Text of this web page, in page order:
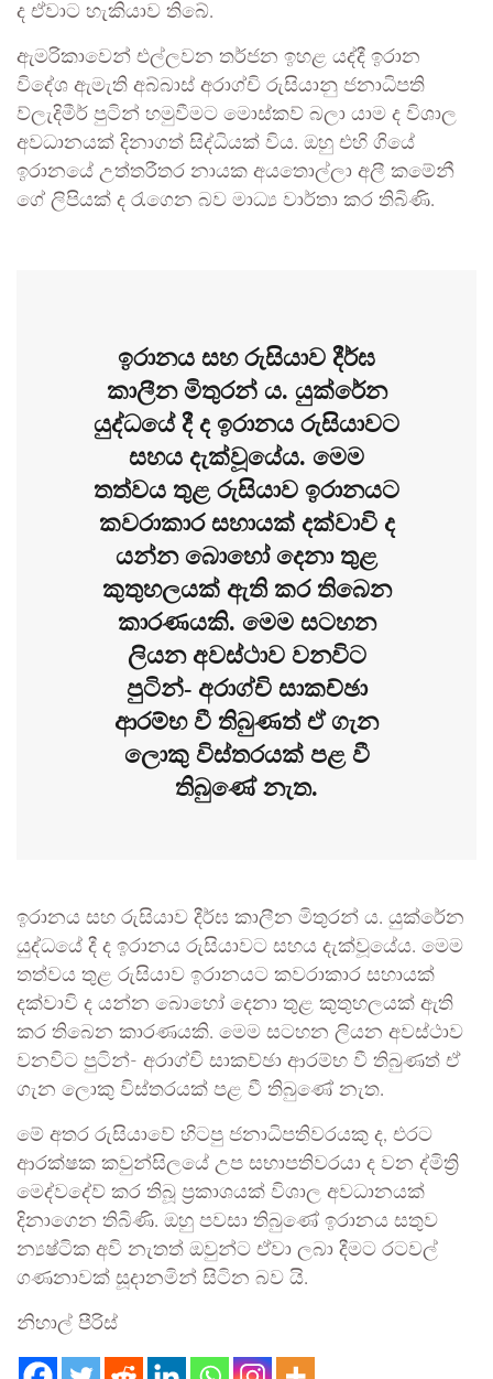
ද ඒවාට හැකියාව තිබේ.
ඇමරිකාවෙන් එල්ලවන තර්ජන ඉහළ යද්දී ඉරාන
විදේශ ඇමැති අබ්බාස් අරාග්චි රුසියානු ජනාධිපති
ව්ලැදිමීර් පුටින් හමුවීමට මොස්කව් බලා යාම ද විශාල
අවධානයක් දිනාගත් සිද්ධියක් විය. ඔහු එහි ගියේ
ඉරානයේ උත්තරීතර නායක අයතොල්ලා අලී කමේනී
ගේ ලිපියක් ද රැගෙන බව මාධ්‍ය වාර්තා කර තිබිණි.
ඉරානය සහ රුසියාව දීර්ඝ
කාලීන මිතුරන් ය. යුක්රේන
යුද්ධයේ දී ද ඉරානය රුසියාවට
සහය දැක්වූයේය. මෙම
තත්වය තුළ රුසියාව ඉරානයට
කවරාකාර සහායක් දක්වාවි ද
යන්න බොහෝ දෙනා තුළ
කුතුහලයක් ඇති කර තිබෙන
කාරණයකි. මෙම සටහන
ලියන අවස්ථාව වනවිට
පුටින්- අරාග්චි සාකච්ඡා
ආරම්භ වී තිබුණත් ඒ ගැන
ලොකු විස්තරයක් පළ වී
තිබුණේ නැත.
ඉරානය සහ රුසියාව දීර්ඝ කාලීන මිතුරන් ය. යුක්රේන
යුද්ධයේ දී ද ඉරානය රුසියාවට සහය දැක්වූයේය. මෙම
තත්වය තුළ රුසියාව ඉරානයට කවරාකාර සහායක්
දක්වාවි ද යන්න බොහෝ දෙනා තුළ කුතුහලයක් ඇති
කර තිබෙන කාරණයකි. මෙම සටහන ලියන අවස්ථාව
වනවිට පුටින්- අරාග්චි සාකච්ඡා ආරම්භ වී තිබුණත් ඒ
ගැන ලොකු විස්තරයක් පළ වී තිබුණේ නැත.
මේ අතර රුසියාවේ හිටපු ජනාධිපතිවරයකු ද, එරට
ආරක්ෂක කවුන්සිලයේ උප සභාපතිවරයා ද වන ද්මිත්‍රි
මෙද්වදේව් කර තිබූ ප්‍රකාශයක් විශාල අවධානයක්
දිනාගෙන තිබිණි. ඔහු පවසා තිබුණේ ඉරානය සතුව
න්‍යෂ්ටික අවි නැතත් ඔවුන්ට ඒවා ලබා දීමට රටවල්
ගණනාවක් සූදානමින් සිටින බව යි.
නිහාල් පීරිස්